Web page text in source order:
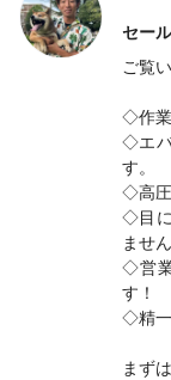
セー
ご覧
◇作業
◇エバ
す。
◇高圧
◇目に
ません
◇営
す！
◇精一
まず